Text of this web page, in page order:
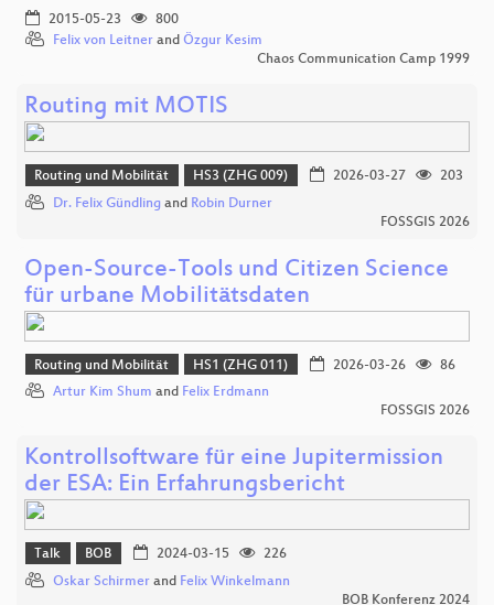
2015-05-23
800
Felix von Leitner and Özgur Kesim
Chaos Communication Camp 1999
Routing mit MOTIS
Routing und Mobilität HS3 (ZHG 009) 2026-03-27
203
Dr. Felix Gündling and Robin Durner
FOSSGIS 2026
Open-Source-Tools und Citizen Science
für urbane Mobilitätsdaten
Routing und Mobilität HS1 (ZHG 011) 2026-03-26
86
Artur Kim Shum and Felix Erdmann
FOSSGIS 2026
Kontrollsoftware für eine Jupitermission
der ESA: Ein Erfahrungsbericht
Talk BOB 2024-03-15
226
Oskar Schirmer and Felix Winkelmann
BOB Konferenz 2024